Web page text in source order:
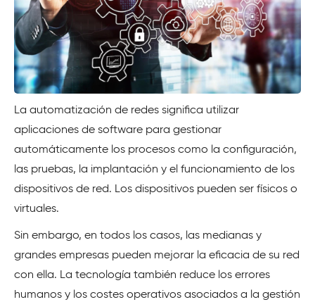
La automatización de redes significa utilizar
aplicaciones de software para gestionar
automáticamente los procesos como la configuración,
las pruebas, la implantación y el funcionamiento de los
dispositivos de red. Los dispositivos pueden ser físicos o
virtuales.
Sin embargo, en todos los casos, las medianas y
grandes empresas pueden mejorar la eficacia de su red
con ella. La tecnología también reduce los errores
humanos y los costes operativos asociados a la gestión